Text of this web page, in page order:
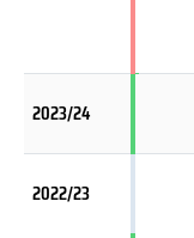
2023/24
2022/23